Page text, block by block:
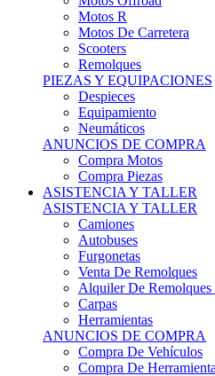
Motos R
Motos De Carretera
Scooters
Remolques
PIEZAS Y EQUIPACIONES
Despieces
Equipamiento
Neumáticos
ANUNCIOS DE COMPRA
Compra Motos
Compra Piezas
ASISTENCIA Y TALLER
ASISTENCIA Y TALLER
Camiones
Autobuses
Furgonetas
Venta De Remolques
Alquiler De Remolques
Carpas
Herramientas
ANUNCIOS DE COMPRA
Compra De Vehículos
Compra De